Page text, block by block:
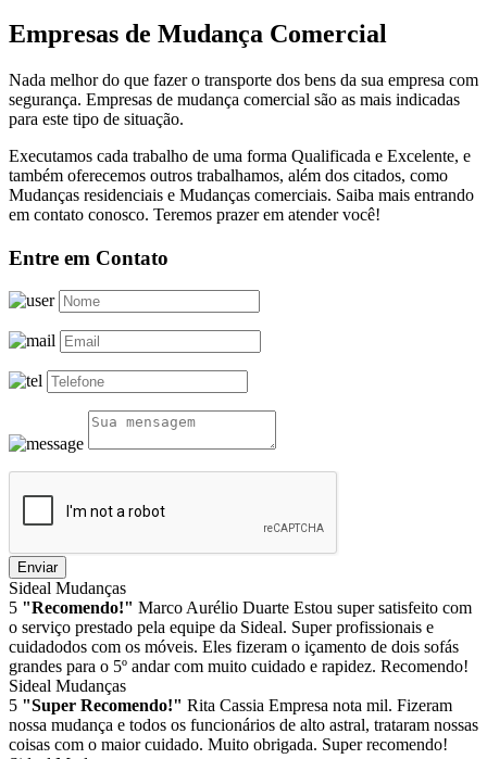
Empresas de Mudança Comercial
Nada melhor do que fazer o transporte dos bens da sua empresa com
segurança. Empresas de mudança comercial são as mais indicadas
para este tipo de situação.
Executamos cada trabalho de uma forma Qualificada e Excelente, e
também oferecemos outros trabalhamos, além dos citados, como
Mudanças residenciais e Mudanças comerciais. Saiba mais entrando
em contato conosco. Teremos prazer em atender você!
Entre em Contato
Enviar
Sideal Mudanças
5 "Recomendo!" Marco Aurélio Duarte Estou super satisfeito com
o serviço prestado pela equipe da Sideal. Super profissionais e
cuidadodos com os móveis. Eles fizeram o içamento de dois sofás
grandes para o 5º andar com muito cuidado e rapidez. Recomendo!
Sideal Mudanças
5 "Super Recomendo!" Rita Cassia Empresa nota mil. Fizeram
nossa mudança e todos os funcionários de alto astral, trataram nossas
coisas com o maior cuidado. Muito obrigada. Super recomendo!